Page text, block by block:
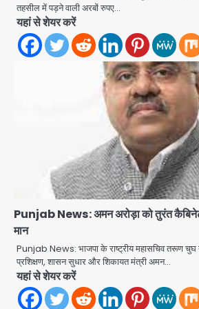
तहसील में पड़ने वाली अरबों रुपए…
यहां से शेयर करें
Punjab News: अमन अरोड़ा को तुरंत
मान
Punjab News: भाजपा के राष्ट्रीय महासचिव तरूण
प्रशिक्षण, शासन सुधार और शिकायत मंत्री अमन…
यहां से शेयर करें
Noida News: गांजा
सांठगांठ के आरोप में